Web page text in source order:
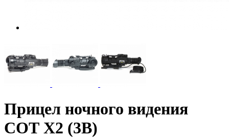
Прицел ночного видения
СОТ Х2 (3B)